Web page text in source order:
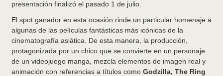
presentación finalizó el pasado 1 de julio.
El spot ganador en esta ocasión rinde un particular homenaje a
algunas de las películas fantásticas más icónicas de la
cinematografía asiática. De esta manera, la producción,
protagonizada por un chico que se convierte en un personaje
de un videojuego manga, mezcla elementos de imagen real y
animación con referencias a títulos como Godzilla, The Ring